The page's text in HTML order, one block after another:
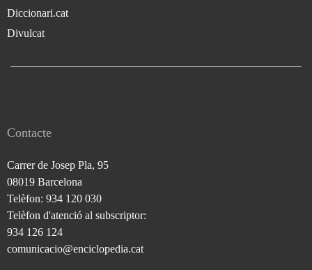
Diccionari.cat
Divulcat
Contacte
Carrer de Josep Pla, 95
08019 Barcelona
Telèfon: 934 120 030
Telèfon d'atenció al subscriptor:
934 126 124
comunicacio@enciclopedia.cat